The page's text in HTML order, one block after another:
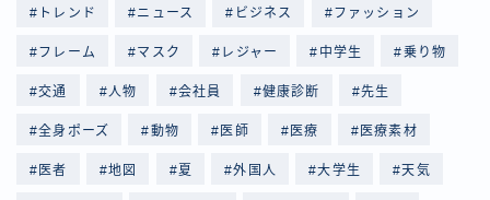
トレンド ニュース ビジネス ファッション
フレーム マスク レジャー 中学生 乗り物
交通 人物 会社員 健康診断 先生
全身ポーズ 動物 医師 医療 医療素材
医者 地図 夏 外国人 大学生 天気